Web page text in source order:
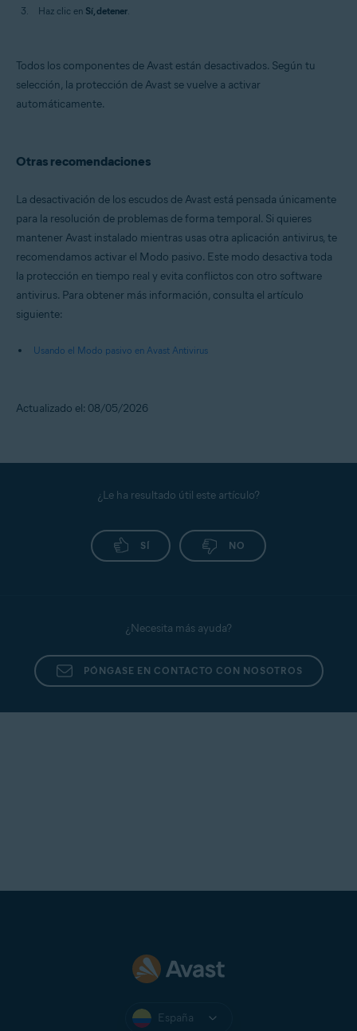
Haz clic en Sí, detener.
Todos los componentes de Avast están desactivados. Según tu
selección, la protección de Avast se vuelve a activar
automáticamente.
Otras recomendaciones
La desactivación de los escudos de Avast está pensada únicamente
para la resolución de problemas de forma temporal. Si quieres
mantener Avast instalado mientras usas otra aplicación antivirus, te
recomendamos activar el Modo pasivo. Este modo desactiva toda
la protección en tiempo real y evita conflictos con otro software
antivirus. Para obtener más información, consulta el artículo
siguiente:
Usando el Modo pasivo en Avast Antivirus
Actualizado el: 08/05/2026
¿Le ha resultado útil este artículo?
SÍ NO
¿Necesita más ayuda?
PÓNGASE EN CONTACTO CON NOSOTROS
España